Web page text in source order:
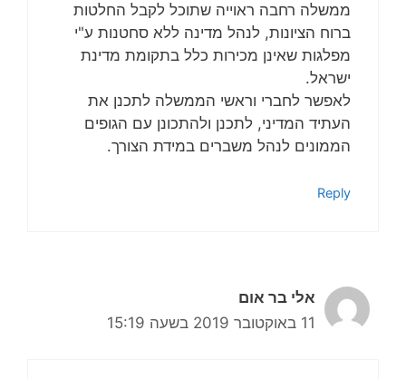
ממשלה רחבה ראוייה שתוכל לקבל החלטות
ברוח הציונות, לנהל מדינה ללא סחטנות ע"י
מפלגות שאינן מכירות כלל בתקומת מדינת
ישראל.
לאפשר לחברי וראשי הממשלה לתכנן את
העתיד המדיני, לתכנן ולהתכונן עם הגופים
הממונים לנהל משברים במידת הצורך.
Reply
אלי בר אום
11 באוקטובר 2019 בשעה 15:19